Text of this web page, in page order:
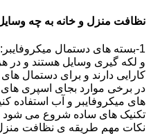
نظافت منزل و خانه به چه
1-بسته های دستمال
و لکه گیری وسایل هستند و در
کارایی دارند و برای دستمال
در برخی موارد بجای اسپری های
های میکروفایبر و آب استفاده
تکنیک های ساده شروع می شود
نکات مهم طریقه ی نظافت